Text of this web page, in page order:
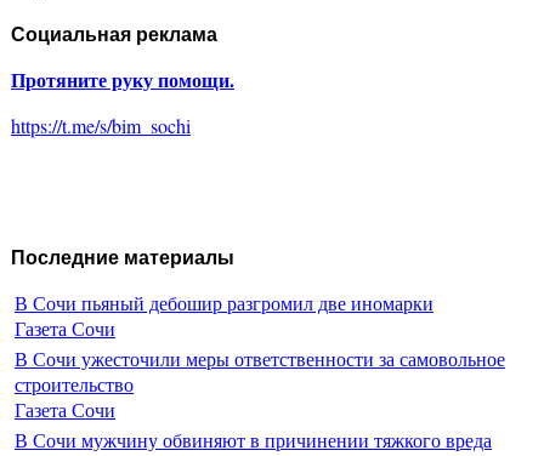
Социальная реклама
Протяните руку помощи.
https://t.me/s/bim_sochi
Последние материалы
В Сочи пьяный дебошир разгромил две иномарки
Газета Сочи
В Сочи ужесточили меры ответственности за самовольное
строительство
Газета Сочи
В Сочи мужчину обвиняют в причинении тяжкого вреда